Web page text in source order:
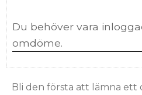
Bli den första att lämna ett